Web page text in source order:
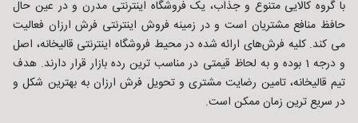
با گروه کالایی متنوع و جذاب، یک فروشگاه اینترنتی مدرن و در عین حال
حافظ منافع مشتریان است و در زمینه فروش اینترنتی فرش ارزان فعالیت
می کند. کلیه فرش‌های ارائه شده در محیط فروشگاه اینترنتی قالیخانه، اصل
و درجه 1 بوده و به لحاظ قیمتی در مناسب ترین رده بازار قرار دارند. هدف
تیم قالیخانه، تامین رضایت مشتری و تحویل فرش ارزان به بهترین شکل و
در سریع ترین زمان ممکن است.